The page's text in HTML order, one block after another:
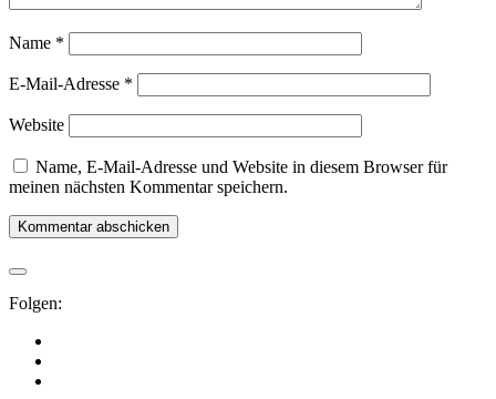
Name *
E-Mail-Adresse *
Website
Name, E-Mail-Adresse und Website in diesem Browser für
meinen nächsten Kommentar speichern.
Folgen: